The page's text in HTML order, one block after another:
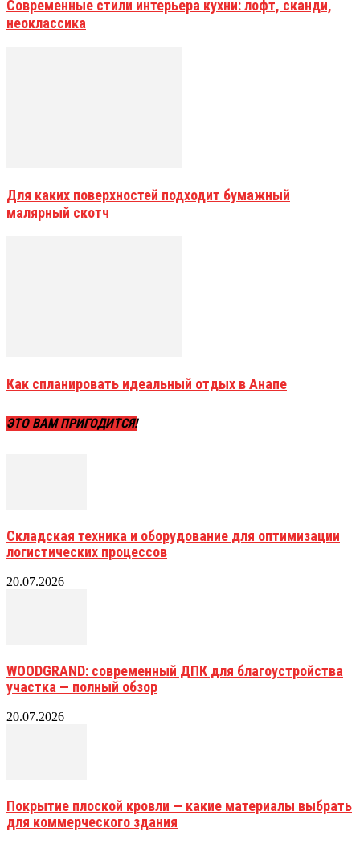
Современные стили интерьера кухни: лофт, сканди,
неоклассика
Для каких поверхностей подходит бумажный
малярный скотч
Как спланировать идеальный отдых в Анапе
ЭТО ВАМ ПРИГОДИТСЯ!
Складская техника и оборудование для оптимизации
логистических процессов
20.07.2026
WOODGRAND: современный ДПК для благоустройства
участка — полный обзор
20.07.2026
Покрытие плоской кровли — какие материалы выбрать
для коммерческого здания